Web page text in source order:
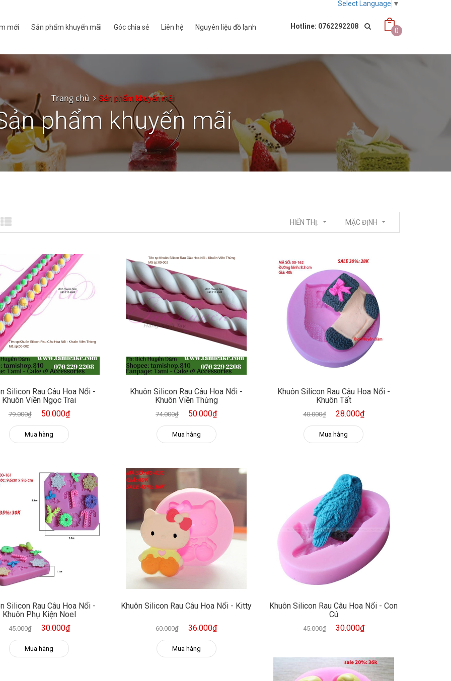
Select Language ▼
Hotline: 0762292208
0
mới Sản phẩm khuyến mãi Góc chia sẻ Liên hệ Nguyên liệu đồ lạnh
Trang chủ Sản phẩm khuyến mãi
phẩm khuyến mãi
MẶC ĐỊNH
HIỂN THỊ:
Silicon Rau Câu Hoa Nổi -
Khuôn Viền Ngọc Trai
79.000₫ 50.000₫
Mua hàng
Khuôn Silicon Rau Câu Hoa Nổi -
Khuôn Viền Thừng
74.000₫ 50.000₫
Mua hàng
Khuôn Silicon Rau Câu Hoa Nổi -
Khuôn Tất
40.000₫ 28.000₫
Mua hàng
Silicon Rau Câu Hoa Nổi -
Khuôn Phụ Kiện Noel
45.000₫ 30.000₫
Mua hàng
Khuôn Silicon Rau Câu Hoa Nổi - Kitty
60.000₫ 36.000₫
Mua hàng
Khuôn Silicon Rau Câu Hoa Nổi - Con
Cú
45.000₫ 30.000₫